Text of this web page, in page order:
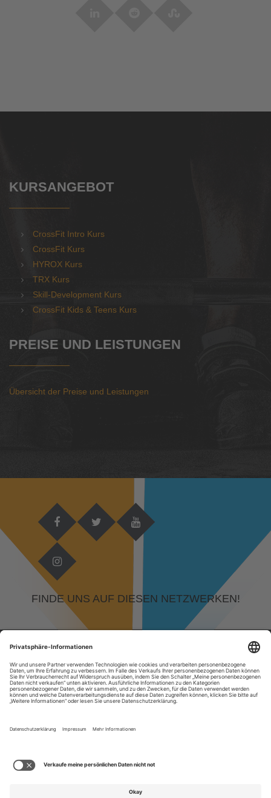
KURSANGEBOT
CrossFit Intro Kurs
CrossFit Kurs
HYROX Kurs
TRX Kurs
Skill-Development Kurs
CrossFit Kids & Teens Kurs
PREISE UND LEISTUNGEN
Übersicht der Preise und Leistungen
FINDE UNS AUF DIESEN NETZWERKEN!
© 2026 DEVELOPED BY
EITERSTADT